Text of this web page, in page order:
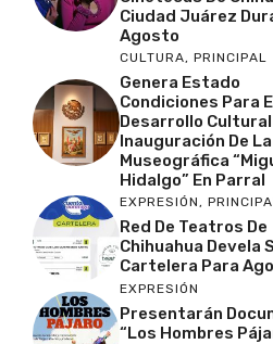
Ciudad Juárez
Agosto
CULTURA, PRINCIPAL
Genera Estado
Condiciones Para
Desarrollo Cultural
Inauguración De
Museográfica
Hidalgo” En Parral
EXPRESIÓN,
Red De Teatros De
Chihuahua Devela
Cartelera Para
EXPRESIÓN
Presentarán
“Los Hombres